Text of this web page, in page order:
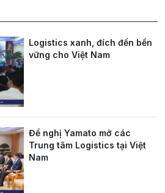
Logistics xanh, đích đến bền
vững cho Việt Nam
Đề nghị Yamato mở các
Trung tâm Logistics tại Việt
Nam